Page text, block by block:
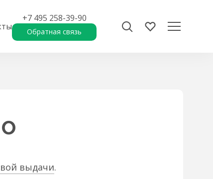
+7 495 258-39-90
Обратная связь
выдачи.